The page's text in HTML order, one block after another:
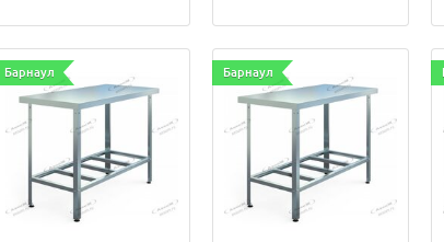
Барнаул Барнаул